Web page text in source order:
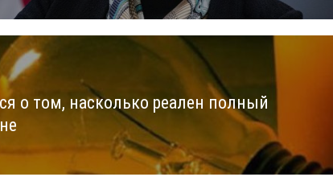
о том, насколько реален полный